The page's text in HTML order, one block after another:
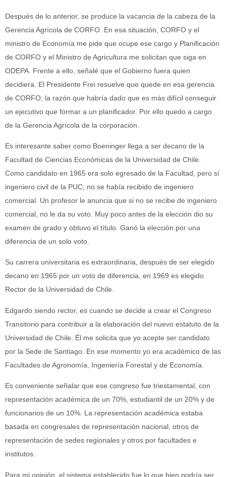
Después de lo anterior, se produce la vacancia de la cabeza de la
Gerencia Agrícola de CORFO. En esa situación, CORFO y el
ministro de Economía me pide que ocupe ese cargo y Planificación
de CORFO y el Ministro de Agricultura me solicitan que siga en
ODEPA. Frente a ello, señalé que el Gobierno fuera quien
decidiera. El Presidente Frei resuelve que quede en esa gerencia
de CORFO; la razón que habría dado que es más difícil conseguir
un ejecutivo que formar a un planificador. Por ello quedo a cargo
de la Gerencia Agrícola de la corporación.
Es interesante saber como Boeninger llega a ser decano de la
Facultad de Ciencias Económicas de la Universidad de Chile.
Como candidato en 1965 era solo egresado de la Facultad, pero sí
ingeniero civil de la PUC; no se había recibido de ingeniero
comercial. Un profesor le anuncia que si no se recibe de ingeniero
comercial, no le da su voto. Muy poco antes de la elección dio su
examen de grado y obtuvo el título. Ganó la elección por una
diferencia de un solo voto.
Su carrera universitaria es extraordinaria, después de ser elegido
decano en 1965 por un voto de diferencia, en 1969 es elegido
Rector de la Universidad de Chile.
Edgardo siendo rector, es cuando se decide a crear el Congreso
Transitorio para contribuir a la elaboración del nuevo estatuto de la
Universidad de Chile. Él me solicita que yo acepte ser candidato
por la Sede de Santiago. En ese momento yo era académico de las
Facultades de Agronomía, Ingeniería Forestal y de Economía.
Es conveniente señalar que ese congreso fue triestamental, con
representación académica de un 70%, estudiantil de un 20% y de
funcionarios de un 10%. La representación académica estaba
basada en congresales de representación nacional, otros de
representación de sedes regionales y otros por facultades e
institutos.
Para mi opinión, el sistema establecido fue lo que bien podría ser